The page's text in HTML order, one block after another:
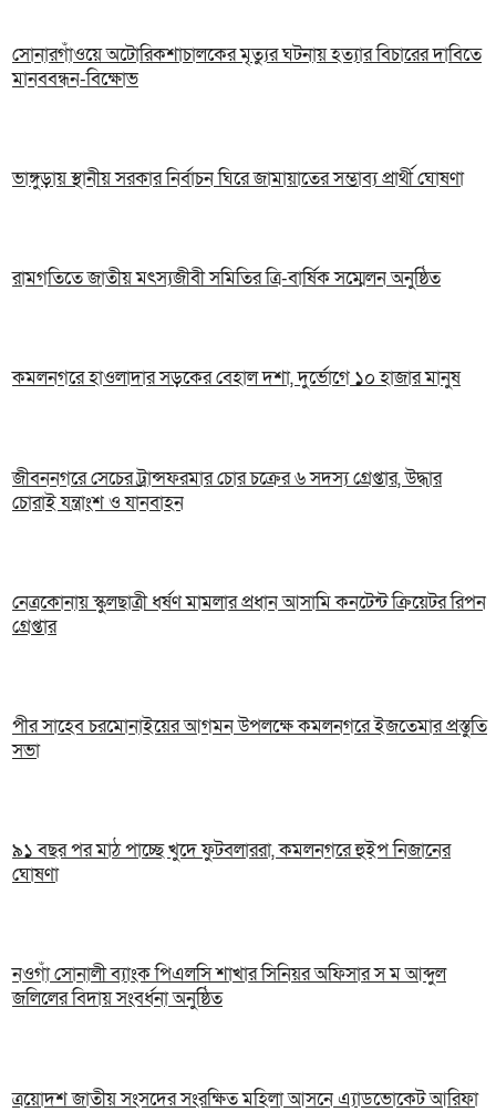
সোনারগাঁওয়ে অটোরিকশাচালকের মৃত্যুর ঘটনায় হত্যার বিচারের দাবিতে
মানববন্ধন-বিক্ষোভ
ভাঙ্গুড়ায় স্থানীয় সরকার নির্বাচন ঘিরে জামায়াতের সম্ভাব্য প্রার্থী ঘোষণা
রামগতিতে জাতীয় মৎস্যজীবী সমিতির ত্রি-বার্ষিক সম্মেলন অনুষ্ঠিত
কমলনগরে হাওলাদার সড়কের বেহাল দশা, দুর্ভোগে ১০ হাজার মানুষ
জীবননগরে সেচের ট্রান্সফরমার চোর চক্রের ৬ সদস্য গ্রেপ্তার, উদ্ধার
চোরাই যন্ত্রাংশ ও যানবাহন
নেত্রকোনায় স্কুলছাত্রী ধর্ষণ মামলার প্রধান আসামি কনটেন্ট ক্রিয়েটর রিপন
গ্রেপ্তার
পীর সাহেব চরমোনাইয়ের আগমন উপলক্ষে কমলনগরে ইজতেমার প্রস্তুতি
সভা
৯১ বছর পর মাঠ পাচ্ছে খুদে ফুটবলাররা, কমলনগরে হুইপ নিজানের
ঘোষণা
নওগাঁ সোনালী ব্যাংক পিএলসি শাখার সিনিয়র অফিসার স ম আব্দুল
জলিলের বিদায় সংবর্ধনা অনুষ্ঠিত
ত্রয়োদশ জাতীয় সংসদের সংরক্ষিত মহিলা আসনে এ্যাডভোকেট আরিফা